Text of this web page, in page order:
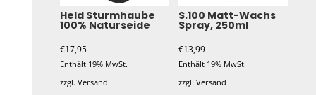
Held Sturmhaube
100% Naturseide
€17,95
Enthält 19% MwSt.
zzgl.Versand
S.100 Matt-Wachs
Spray, 250ml
€13,99
Enthält 19% MwSt.
zzgl. Versand